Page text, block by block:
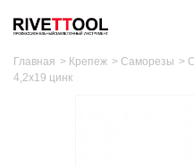
Главная > Крепеж > Саморезы >
4,2х19 цинк